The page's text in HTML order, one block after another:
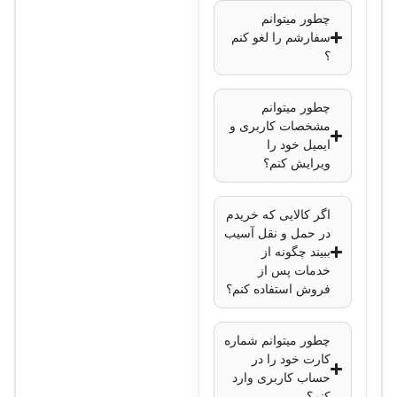
پهنای باند انتقال
FlexStack-Plus
تعداد VLAN
پشتیبانی از 4096
VLAN
پروتکل‌های امنیتی
802.1X، DHCP
Snooping، DAI،
ACL
EnergyWise
مدیریت
: CLI و
چطور میتوانم
سفارشم را لغو کنم
؟
چطور میتوانم
مشخصات کاربری و
ایمیل خود را
ویرایش کنم؟
اگر کالایی که خریدم
در حمل و نقل آسیب
ببیند چگونه از
خدمات پس از
فروش استفاده کنم؟
چطور میتوانم شماره
کارت خود را در
حساب کاربری وارد